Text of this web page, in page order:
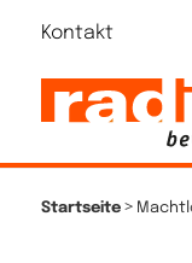
Kontakt
Startseite>